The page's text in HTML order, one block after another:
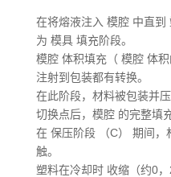
在将熔液注入 模腔 中直
为 模具 填充阶段。
模腔 体积填充（ 模腔 体
注射到包装都有转换。
在此阶段，材料被包装并
切换点后，模腔 的完整填
在 保压阶段 （C） 期间
触。
塑料在冷却时 收缩（约0，